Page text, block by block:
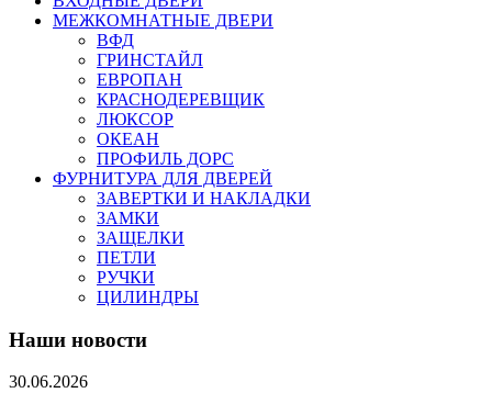
МЕЖКОМНАТНЫЕ ДВЕРИ
ВФД
ГРИНСТАЙЛ
ЕВРОПАН
КРАСНОДЕРЕВЩИК
ЛЮКСОР
ОКЕАН
ПРОФИЛЬ ДОРС
ФУРНИТУРА ДЛЯ ДВЕРЕЙ
ЗАВЕРТКИ И НАКЛАДКИ
ЗАМКИ
ЗАЩЕЛКИ
ПЕТЛИ
РУЧКИ
ЦИЛИНДРЫ
Наши новости
30.06.2026